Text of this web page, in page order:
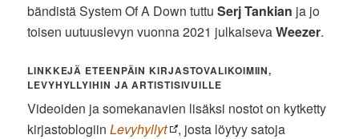
bändistä System Of A Down tuttuSerj Tankian ja jo
toisen uutuuslevyn vuonna 2021 julkaisevaWeezer.
LINKKEJÄ ETEENPÄIN KIRJASTOVALIKOIMIIN,
LEVYHYLLYIHIN JA ARTISTISIVUILLE
Videoiden ja somekanavien lisäksi nostot on kytketty
kirjastoblogiinLevyhyllyt
, josta löytyy satoja